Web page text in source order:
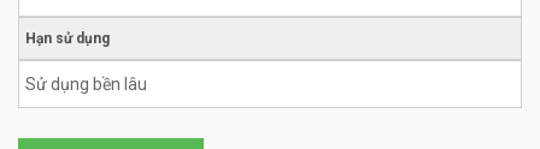
Hạn sử dụng
Sử dụng bền lâu